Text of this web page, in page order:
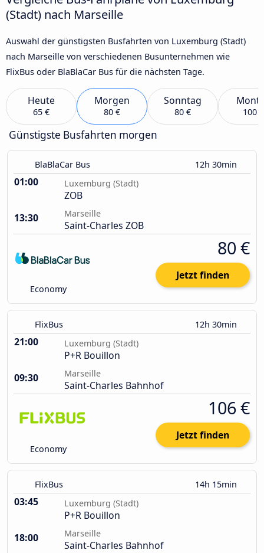
(Stadt) nach Marseille
Auswahl der günstigsten Busfahrten von Luxemburg (Stadt)
nach Marseille von verschiedenen Busunternehmen wie
FlixBus oder BlaBlaCar Bus für die nächsten Tage.
Heute
65 €
Morgen
80 €
Sonntag
80 € 100 €
Günstigste Busfahrten morgen
BlaBlaCar Bus 12h 30min
01:00 Luxemburg (Stadt)
ZOB
13:30
Marseille
Saint-Charles ZOB
Economy
80 €
Jetzt finden
FlixBus 12h 30min
21:00 Luxemburg (Stadt)
P+R Bouillon
09:30
Marseille
Saint-Charles Bahnhof
Economy
106 €
Jetzt finden
FlixBus 14h 15min
03:45 Luxemburg (Stadt)
P+R Bouillon
18:00
Marseille
Saint-Charles Bahnhof